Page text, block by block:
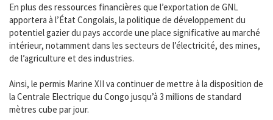
En plus des ressources financières que l’exportation de GNL
apportera à l’État Congolais, la politique de développement du
potentiel gazier du pays accorde une place significative au marché
intérieur, notamment dans les secteurs de l’électricité, des mines,
de l’agriculture et des industries.
Ainsi, le permis Marine XII va continuer de mettre à la disposition de
la Centrale Electrique du Congo jusqu’à 3 millions de standard
mètres cube par jour.